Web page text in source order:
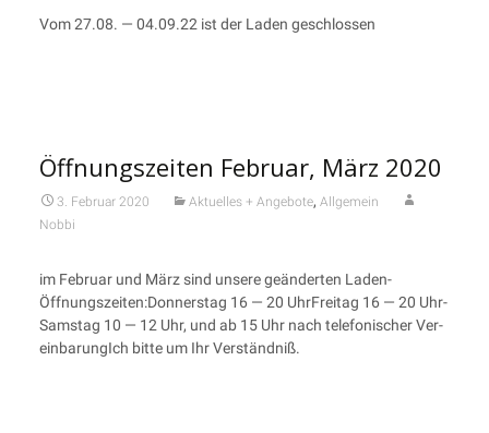
Vom 27.08. — 04.09.22 ist der Laden geschlossen
Öffnungszeiten Februar, März 2020
3. Februar 2020 Aktuelles + Angebote, Allgemein
Nobbi
im Febru­ar und März sind unse­re geän­der­ten Laden-
Öffnungszeiten:Donnerstag 16 — 20 Uhr­Frei­tag 16 — 20 Uhr­
Sams­tag 10 — 12 Uhr, und ab 15 Uhr nach tele­fo­ni­scher Ver­
ein­ba­run­gIch bit­te um Ihr Verständniß.